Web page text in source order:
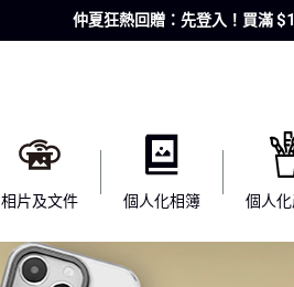
仲夏狂熱回贈：先登入！買滿
相片及文件 個人化相簿 個人